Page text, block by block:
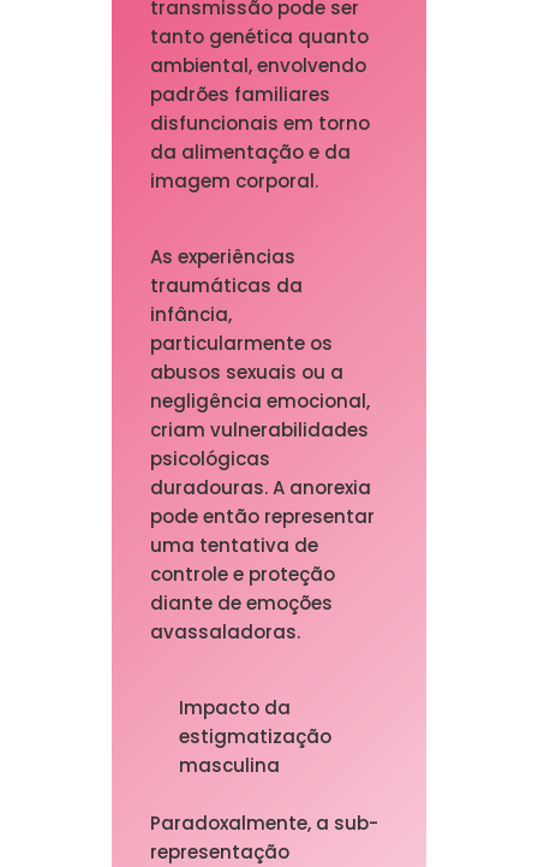
transmissão pode ser
tanto genética quanto
ambiental, envolvendo
padrões familiares
disfuncionais em torno
da alimentação e da
imagem corporal.
As experiências
traumáticas da
infância,
particularmente os
abusos sexuais ou a
negligência emocional,
criam vulnerabilidades
psicológicas
duradouras. A anorexia
pode então representar
uma tentativa de
controle e proteção
diante de emoções
avassaladoras.
Impacto da
estigmatização
masculina
Paradoxalmente, a sub-
representação